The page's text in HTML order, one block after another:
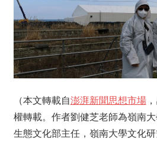
（本文轉載自澎湃新聞思想市場
權轉載。作者劉健芝老師為嶺南
生態文化部主任，嶺南大學文化